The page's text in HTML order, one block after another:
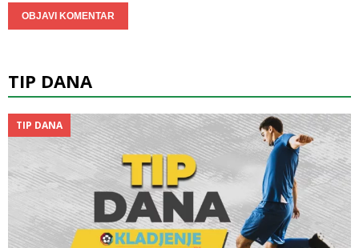
TIP DANA
TIP DANA